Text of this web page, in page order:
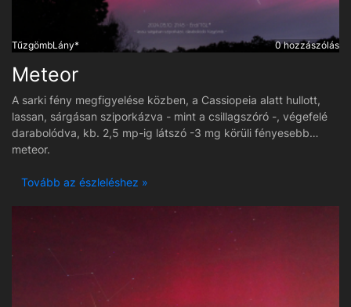
TűzgömbLány* 0 hozzászólás
Meteor
A sarki fény megfigyelése közben, a Cassiopeia alatt hullott,
lassan, sárgásan sziporkázva - mint a csillagszóró -, végefelé
darabolódva, kb. 2,5 mp-ig látszó -3 mg körüli fényesebb
meteor.
Tovább az észleléshez »